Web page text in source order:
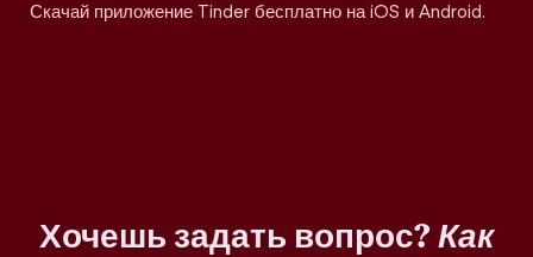
Скачай приложение Tinder бесплатно на iOS и Android.
Хочешь задать вопрос? Как